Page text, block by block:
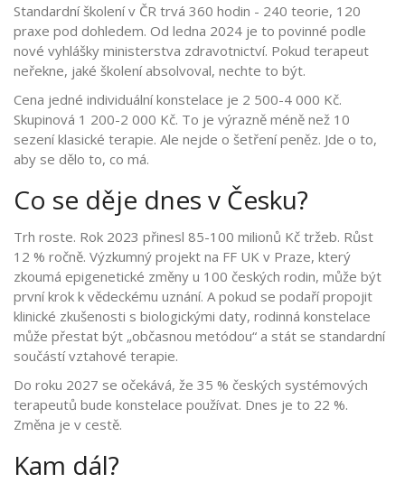
Standardní školení v ČR trvá 360 hodin - 240 teorie, 120
praxe pod dohledem. Od ledna 2024 je to povinné podle
nové vyhlášky ministerstva zdravotnictví. Pokud terapeut
neřekne, jaké školení absolvoval, nechte to být.
Cena jedné individuální konstelace je 2 500-4 000 Kč.
Skupinová 1 200-2 000 Kč. To je výrazně méně než 10
sezení klasické terapie. Ale nejde o šetření peněz. Jde o to,
aby se dělo to, co má.
Co se děje dnes v Česku?
Trh roste. Rok 2023 přinesl 85-100 milionů Kč tržeb. Růst
12 % ročně. Výzkumný projekt na FF UK v Praze, který
zkoumá epigenetické změny u 100 českých rodin, může být
první krok k vědeckému uznání. A pokud se podaří propojit
klinické zkušenosti s biologickými daty, rodinná konstelace
může přestat být „občasnou metódou“ a stát se standardní
součástí vztahové terapie.
Do roku 2027 se očekává, že 35 % českých systémových
terapeutů bude konstelace používat. Dnes je to 22 %.
Změna je v cestě.
Kam dál?